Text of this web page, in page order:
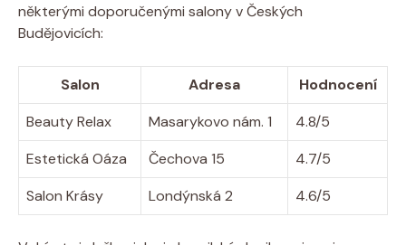
některými doporučenými salony v Českých
Budějovicích:
Salon Adresa
Hodnocení
Beauty Relax
Masarykovo nám. 1
4.8/5
Estetická Oáza
Čechova 15
4.7/5
Salon Krásy
Londýnská 2 4.6/5